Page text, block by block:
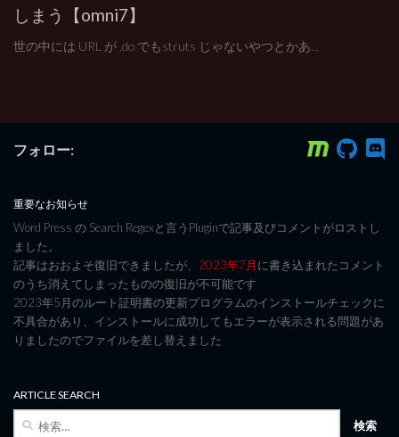
しまう【omni7】
世の中には URL が .do でもstruts じゃないやつとかあ...
フォロー:
重要なお知らせ
Word Press の Search Regexと言うPluginで記事及びコメントがロストし
ました。
記事はおおよそ復旧できましたが、 2023年7月に書き込まれたコメント
のうち消えてしまったものの復旧が不可能です
2023年5月のルート証明書の更新プログラムのインストールチェックに
不具合があり、インストールに成功してもエラーが表示される問題があ
りましたのでファイルを差し替えました
ARTICLE SEARCH